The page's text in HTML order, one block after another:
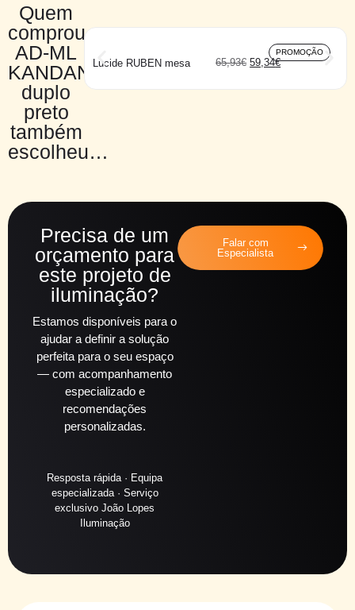
Quem
comprou
AD-ML
KANDAN
duplo
preto
também
escolheu…
PROMOÇÃO
Lucide RUBEN mesa 65,93€ 59,34€
Precisa de um
orçamento para
este projeto de
iluminação?
Estamos disponíveis para o
ajudar a definir a solução
perfeita para o seu espaço
— com acompanhamento
especializado e
recomendações
personalizadas.
Resposta rápida · Equipa
especializada · Serviço
exclusivo João Lopes
Iluminação
Falar com
Especialista